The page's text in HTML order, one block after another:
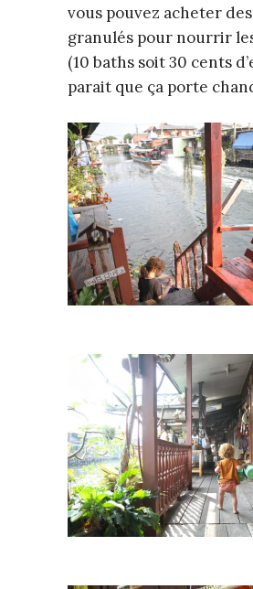
vous pouvez acheter
granulés pour nourrir
(10 baths soit 30 cents
parait que ça porte